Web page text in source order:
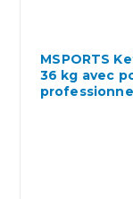
MSPORTS
36 kg avec